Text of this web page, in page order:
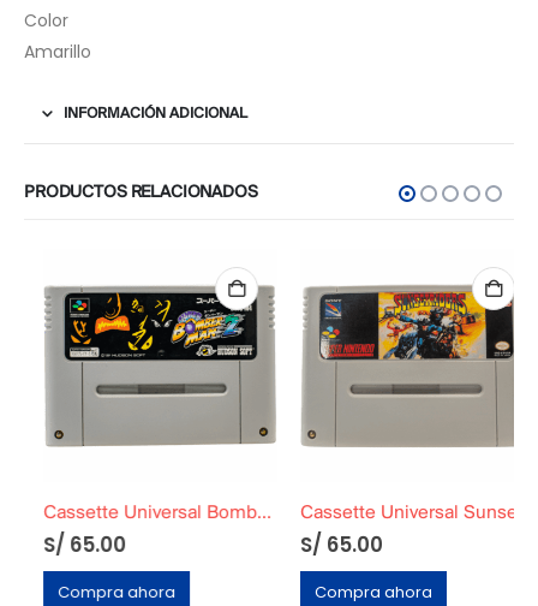
Color
Amarillo
INFORMACIÓN ADICIONAL
PRODUCTOS RELACIONADOS
Cassette Universal Bomberman 2
S/65.00
Compra ahora
Cassette Universal Sunsetriders
S/65.00
Compra ahora